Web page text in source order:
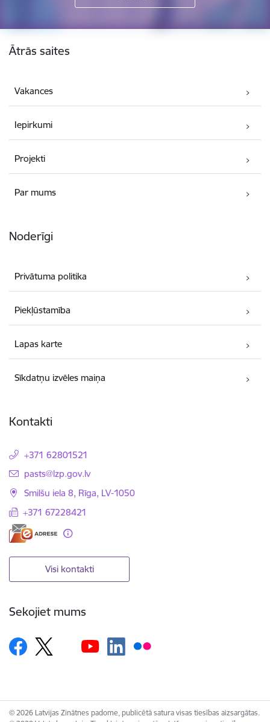
Kājene
Ātrās saites
Vakances
Iepirkumi
Projekti
Par mums
Noderīgi
Privātuma politika
Piekļūstamība
Lapas karte
Sīkdatņu izvēles maiņa
Kontakti
+371 62801521
E-pasts:
pasts@lzp.gov.lv
Smilšu iela 8, Rīga, LV-1050
+371 67228421
Visi kontakti
Sekojiet mums
© 2026 Latvijas Zinātnes padome, publicētā satura visas tiesības aizsargātas.